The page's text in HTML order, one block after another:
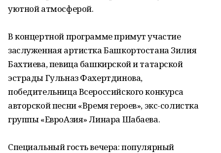
уютной атмосферой.
В концертной программе примут участие
заслуженная артистка Башкортостана Зилия
Бахтиева, певица башкирской и татарской
эстрады Гульназ Фахертдинова,
победительница Всероссийского конкурса
авторской песни «Время героев», экс-солистка
группы «ЕвроАзия» Линара Шабаева.
Специальный гость вечера: популярный